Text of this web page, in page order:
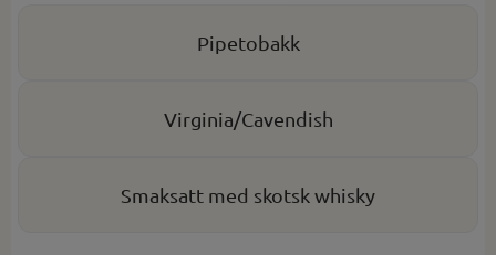
Pipetobakk
Virginia/Cavendish
Smaksatt med skotsk whisky